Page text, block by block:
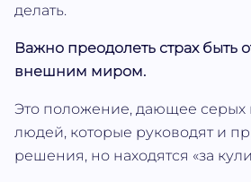
делать.
Важно преодолеть страх быть
внешним миром.
Это положение, дающее серых
людей, которые руководят и
решения, но находятся «за